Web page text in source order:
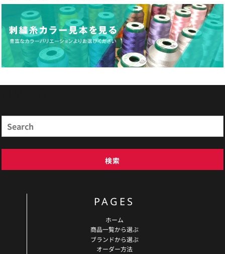
検索
PAGES
ホーム
商品一覧から選ぶ
ブランドから選ぶ
オーダー方法